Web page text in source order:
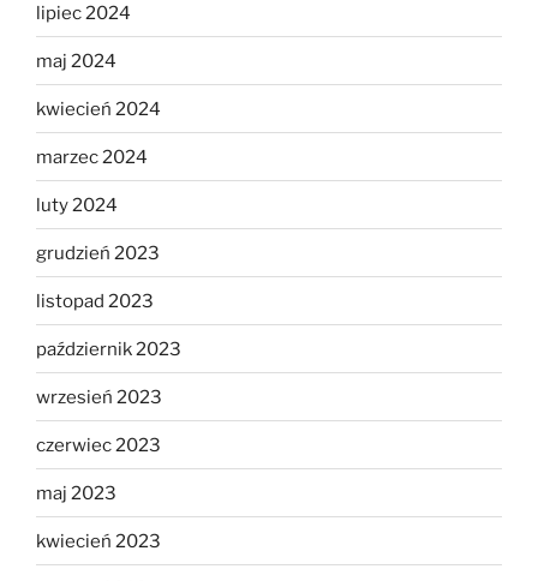
lipiec 2024
maj 2024
kwiecień 2024
marzec 2024
luty 2024
grudzień 2023
listopad 2023
październik 2023
wrzesień 2023
czerwiec 2023
maj 2023
kwiecień 2023